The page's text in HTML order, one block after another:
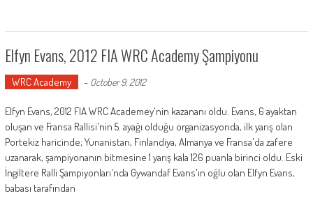
Elfyn Evans, 2012 FIA WRC Academy Şampiyonu
WRC Academy - October 9, 2012
Elfyn Evans, 2012 FIA WRC Academey'nin kazananı oldu. Evans, 6 ayaktan
oluşan ve Fransa Rallisi'nin 5. ayağı olduğu organizasyonda, ilk yarış olan
Portekiz haricinde; Yunanistan, Finlandiya, Almanya ve Fransa'da zafere
uzanarak, şampiyonanın bitmesine 1 yarış kala 126 puanla birinci oldu. Eski
İngiltere Ralli Şampiyonları'nda Gywandaf Evans'ın oğlu olan Elfyn Evans,
babası tarafından